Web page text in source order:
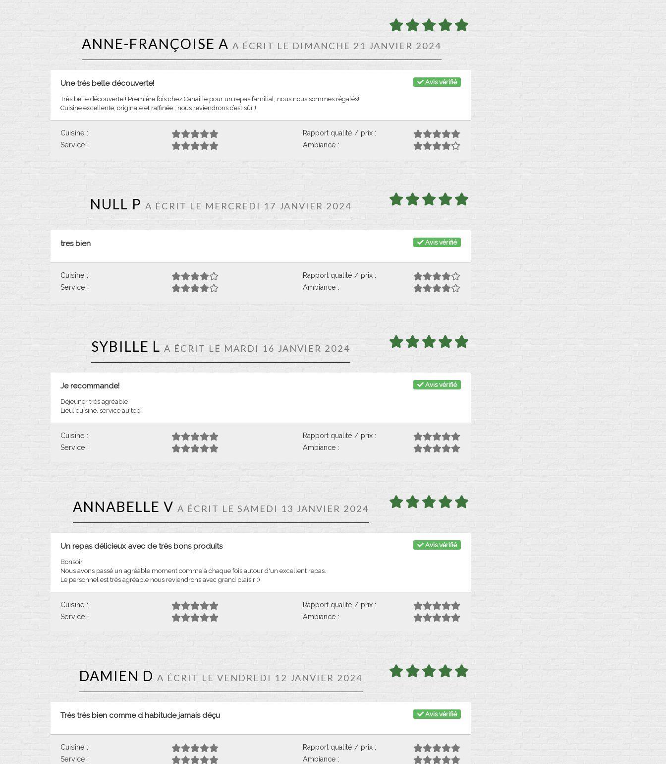
ANNE-FRANÇOISE A A ÉCRIT LE DIMANCHE 21 JANVIER 2024
Avis vérifié
Une très belle découverte!
Très belle découverte ! Première fois chez Canaille pour un repas familial, nous nous sommes régalés!
Cuisine excellente, originale et raffinée , nous reviendrons c’est sûr !
Cuisine :
Rapport qualité / prix :
Service :
Ambiance :
NULL P A ÉCRIT LE MERCREDI 17 JANVIER 2024
Avis vérifié
tres bien
Cuisine :
Rapport qualité / prix :
Service :
Ambiance :
SYBILLE L A ÉCRIT LE MARDI 16 JANVIER 2024
Avis vérifié
Je recommande!
Déjeuner très agréable
Lieu, cuisine, service au top
Cuisine :
Rapport qualité / prix :
Service :
Ambiance :
ANNABELLE V A ÉCRIT LE SAMEDI 13 JANVIER 2024
Avis vérifié
Un repas délicieux avec de très bons produits
Bonsoir,
Nous avons passé un agréable moment comme à chaque fois autour d'un excellent repas.
Le personnel est très agréable nous reviendrons avec grand plaisir :)
Cuisine :
Rapport qualité / prix :
Service :
Ambiance :
DAMIEN D A ÉCRIT LE VENDREDI 12 JANVIER 2024
Avis vérifié
Très très bien comme d habitude jamais déçu
Cuisine :
Rapport qualité / prix :
Service :
Ambiance :